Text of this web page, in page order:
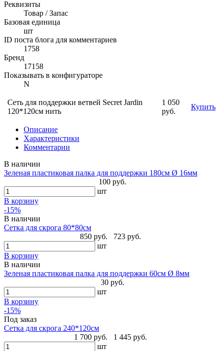
Реквизиты
Товар / Запас
Базовая единица
шт
ID поста блога для комментариев
1758
Бренд
17158
Показывать в конфигураторе
N
Сеть для поддержки ветвей Secret Jardin
120*120см нить
1 050
руб.
Купить
Описание
Характеристики
Комментарии
В наличии
Зеленая пластиковая палка для поддержки 180см Ø 16мм
100 руб.
шт
В корзину
-15%
В наличии
Сетка для скрога 80*80см
850 руб.
723 руб.
шт
В корзину
В наличии
Зеленая пластиковая палка для поддержки 60см Ø 8мм
30 руб.
шт
В корзину
-15%
Под заказ
Сетка для скрога 240*120см
1 700 руб.
1 445 руб.
шт